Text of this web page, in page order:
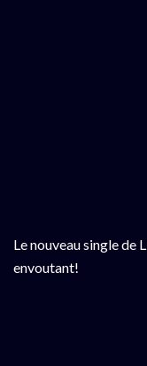
Le nouveau single de
envoutant!